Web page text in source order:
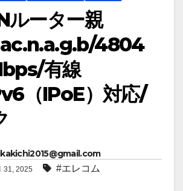
ルーター親
4804
有線
（IPoE）対応/
31, 2025 #エレコム